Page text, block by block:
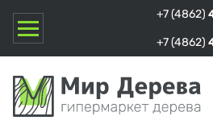
+7 (4862)
+7 (4862)